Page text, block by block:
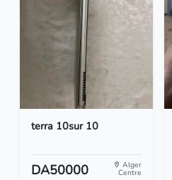
terra 10sur 10
DA50000 Alger
Centre